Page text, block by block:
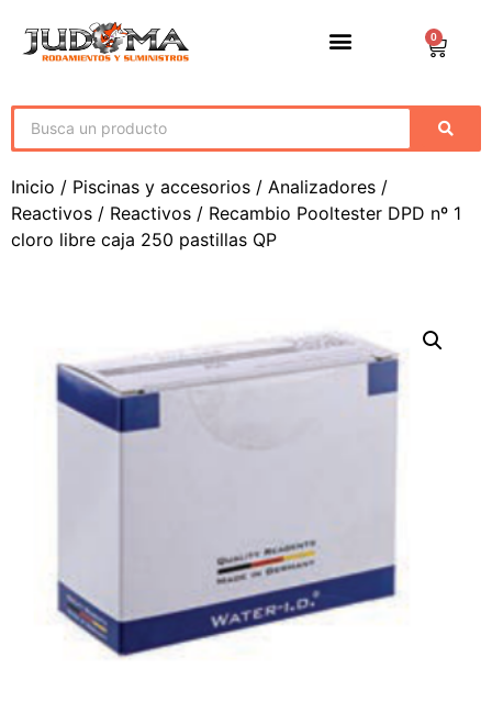
0
Inicio / Piscinas y accesorios / Analizadores /
Reactivos / Reactivos / Recambio Pooltester DPD nº 1
cloro libre caja 250 pastillas QP